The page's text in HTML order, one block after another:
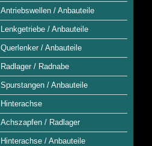
Antriebswellen / Anbauteile
Lenkgetriebe / Anbauteile
Querlenker / Anbauteile
Radlager / Radnabe
Spurstangen / Anbauteile
Hinterachse
Achszapfen / Radlager
Hinterachse / Anbauteile